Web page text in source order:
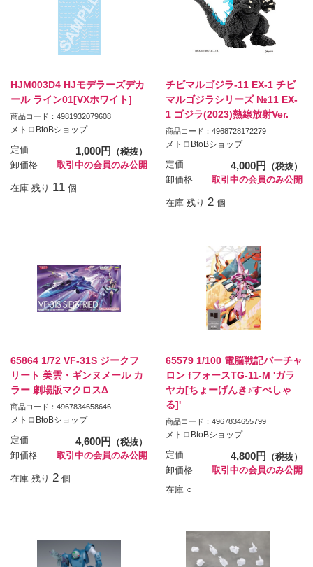
HJM003D4 HJモデラーズデカ
ール ライン01[VXホワイト]
商品コード：4981932079608
メトロBtoBショップ
定価 1,000円
（税抜）
卸価格
取引中の会員のみ公開
在庫 残り 11 個
チビマルゴジラ-11 EX-1 チビ
マルゴジラシリーズ №11 EX-
1 ゴジラ(2023)熱線放射Ver.
商品コード：4968728172279
メトロBtoBショップ
定価 4,000円
（税抜）
卸価格
取引中の会員のみ公開
在庫 残り 2 個
65864 1/72 VF-31S ジークフ
リート 美雲・ギンヌメール カ
ラー 劇場版マクロスΔ
商品コード：4967834658646
メトロBtoBショップ
定価 4,600円
（税抜）
卸価格
取引中の会員のみ公開
在庫 残り 2 個
65579 1/100 電脳戦記バーチャ
ロン fフォースTG-11-M 'ガラ
ヤカ[ちょーげんき♪すぺしゃ
る]'
商品コード：4967834655799
メトロBtoBショップ
定価 4,800円
（税抜）
卸価格
取引中の会員のみ公開
在庫 ○